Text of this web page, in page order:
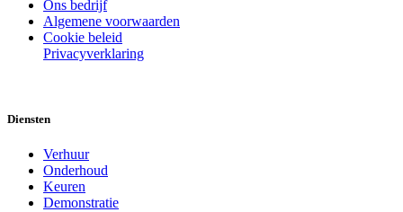
Ons bedrijf
Algemene voorwaarden
Cookie beleid
Privacyverklaring
Diensten
Verhuur
Onderhoud
Keuren
Demonstratie